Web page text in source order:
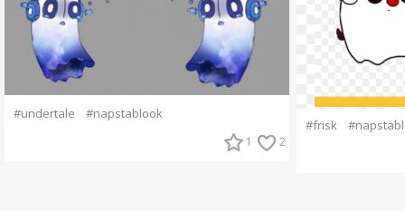
#undertale #napstablook
1 2
#frisk